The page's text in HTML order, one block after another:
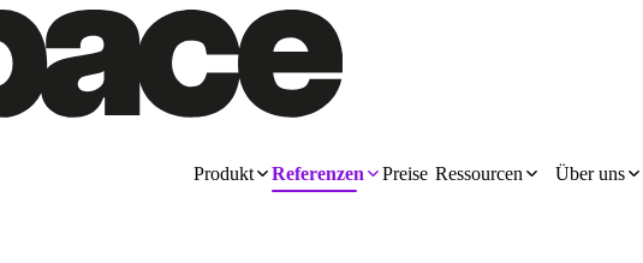
Produkt Referenzen Preise Ressourcen Über uns